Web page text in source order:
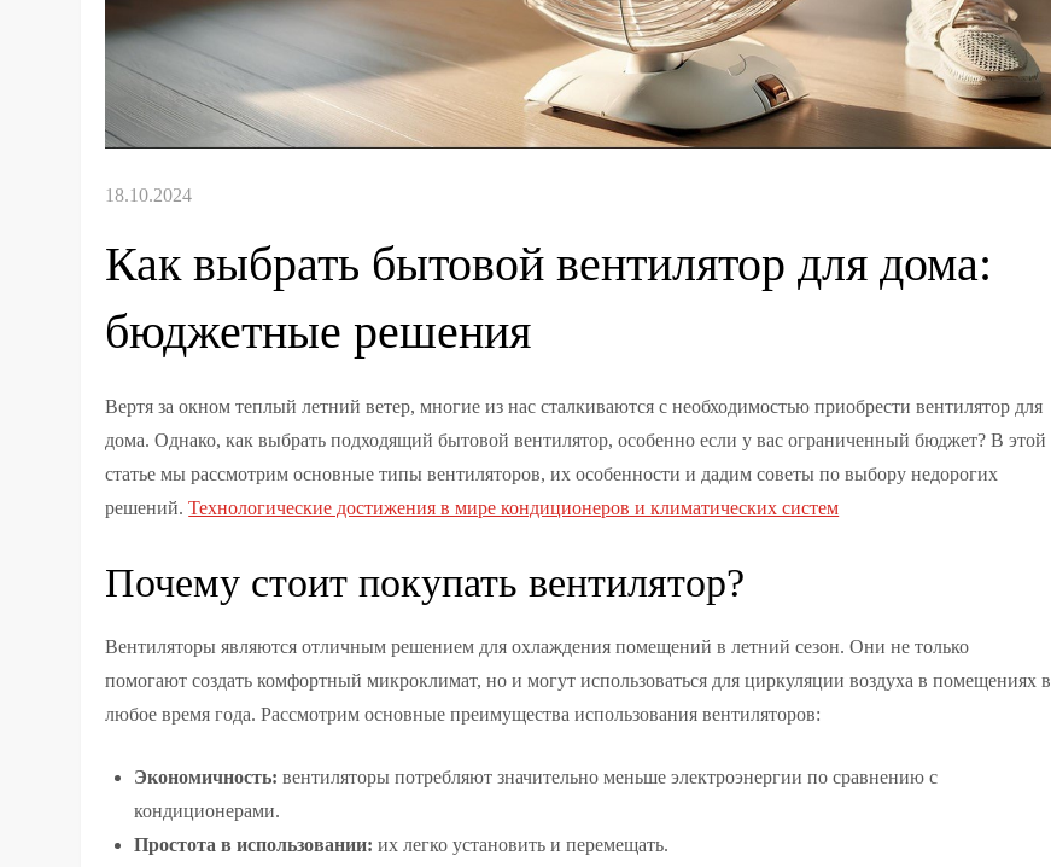
Как выбрать бытовой вентилятор для дома:
бюджетные решения
Вертя за окном теплый летний ветер, многие из нас сталкиваются с необходимостью приобрести вентилятор для
дома. Однако, как выбрать подходящий бытовой вентилятор, особенно если у вас ограниченный бюджет? В этой
статье мы рассмотрим основные типы вентиляторов, их особенности и дадим советы по выбору недорогих
решений.Технологические достижения в мире кондиционеров и климатических систем
Почему стоит покупать вентилятор?
Вентиляторы являются отличным решением для охлаждения помещений в летний сезон. Они не только
помогают создать комфортный микроклимат, но и могут использоваться для циркуляции воздуха в помещениях в
любое время года. Рассмотрим основные преимущества использования вентиляторов:
Экономичность: вентиляторы потребляют значительно меньше электроэнергии по сравнению с
кондиционерами.
Простота в использовании: их легко установить и перемещать.